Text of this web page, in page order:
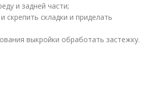
и задней части;
скрепить складки и приделать
выкройки обработать застежку.